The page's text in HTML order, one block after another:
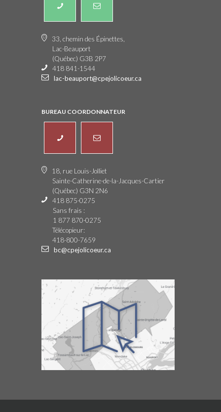
33, chemin des Épinettes,
Lac-Beauport
(Québec) G3B 2P7
418 841-1544
lac-beauport@cpejolicoeur.ca
BUREAU COORDONNATEUR
18, rue Louis-Jolliet
Sainte-Catherine-de-la-Jacques-Cartier
(Québec) G3N 2N6
418 875-0275
Sans frais :
1 877 870-0275
Télécopieur:
418-800-7659
bc@cpejolicoeur.ca